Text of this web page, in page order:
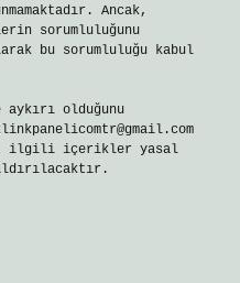
Ancak,
sorumluluğunu
bu sorumluluğu kabul
aykırı olduğunu
ilgili içerikler yasal